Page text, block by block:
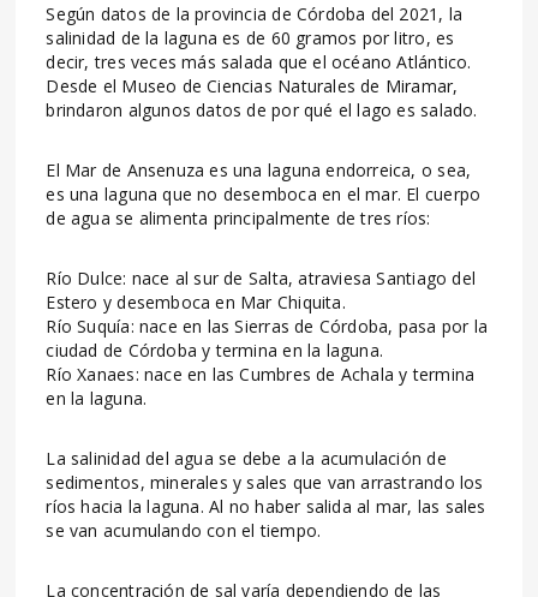
Según datos de la provincia de Córdoba del 2021, la
salinidad de la laguna es de 60 gramos por litro, es
decir, tres veces más salada que el océano Atlántico.
Desde el Museo de Ciencias Naturales de Miramar,
brindaron algunos datos de por qué el lago es salado.
El Mar de Ansenuza es una laguna endorreica, o sea,
es una laguna que no desemboca en el mar. El cuerpo
de agua se alimenta principalmente de tres ríos:
Río Dulce: nace al sur de Salta, atraviesa Santiago del
Estero y desemboca en Mar Chiquita.
Río Suquía: nace en las Sierras de Córdoba, pasa por la
ciudad de Córdoba y termina en la laguna.
Río Xanaes: nace en las Cumbres de Achala y termina
en la laguna.
La salinidad del agua se debe a la acumulación de
sedimentos, minerales y sales que van arrastrando los
ríos hacia la laguna. Al no haber salida al mar, las sales
se van acumulando con el tiempo.
La concentración de sal varía dependiendo de las